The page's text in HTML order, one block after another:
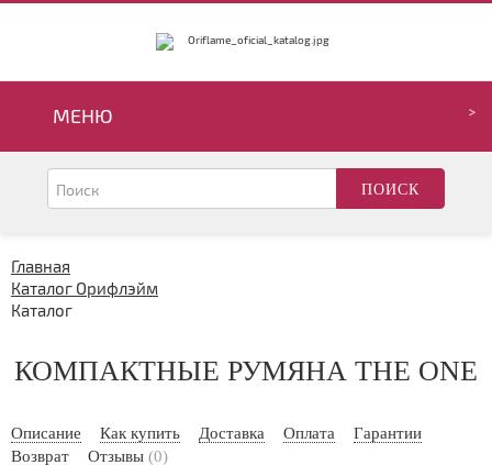
МЕНЮ
Главная
Каталог Орифлэйм
Каталог
КОМПАКТНЫЕ РУМЯНА THE ONE
Описание Как купить Доставка Оплата
Гарантии
Возврат
Отзывы (0)